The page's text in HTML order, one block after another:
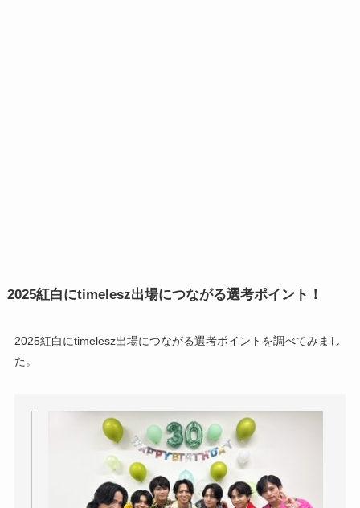
2025紅白にtimelesz出場につながる選考ポイント！
2025紅白にtimelesz出場につながる選考ポイントを調べてみまし
た。